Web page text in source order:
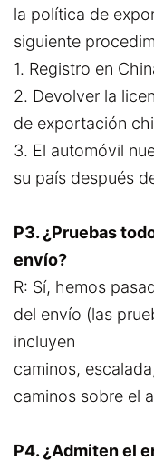
la política de
siguiente
1. Registro en
2. Devolver la
de exportación
3. El automóvil
su país después
P3. ¿Pruebas
envío?
R: Sí, hemos
del envío (las
incluyen
caminos,
caminos sobre el
P4. ¿Admiten el